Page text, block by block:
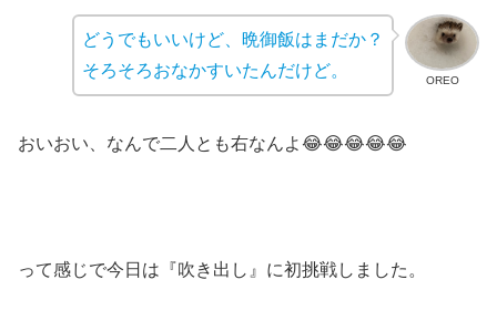
OREO
どうでもいいけど、晩御飯はまだか？
そろそろおなかすいたんだけど。
おいおい、なんで二人とも右なんよ😂😂😂😂😂
って感じで今日は『吹き出し』に初挑戦しました。